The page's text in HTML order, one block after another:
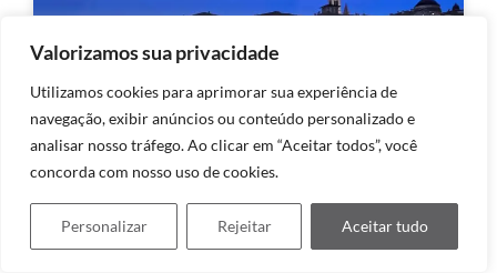
Valorizamos sua privacidade
Utilizamos cookies para aprimorar sua experiência de
navegação, exibir anúncios ou conteúdo personalizado e
analisar nosso tráfego. Ao clicar em “Aceitar todos”, você
concorda com nosso uso de cookies.
Personalizar Rejeitar Aceitar tudo
Bérgamo: a cidade medieval mais bonita